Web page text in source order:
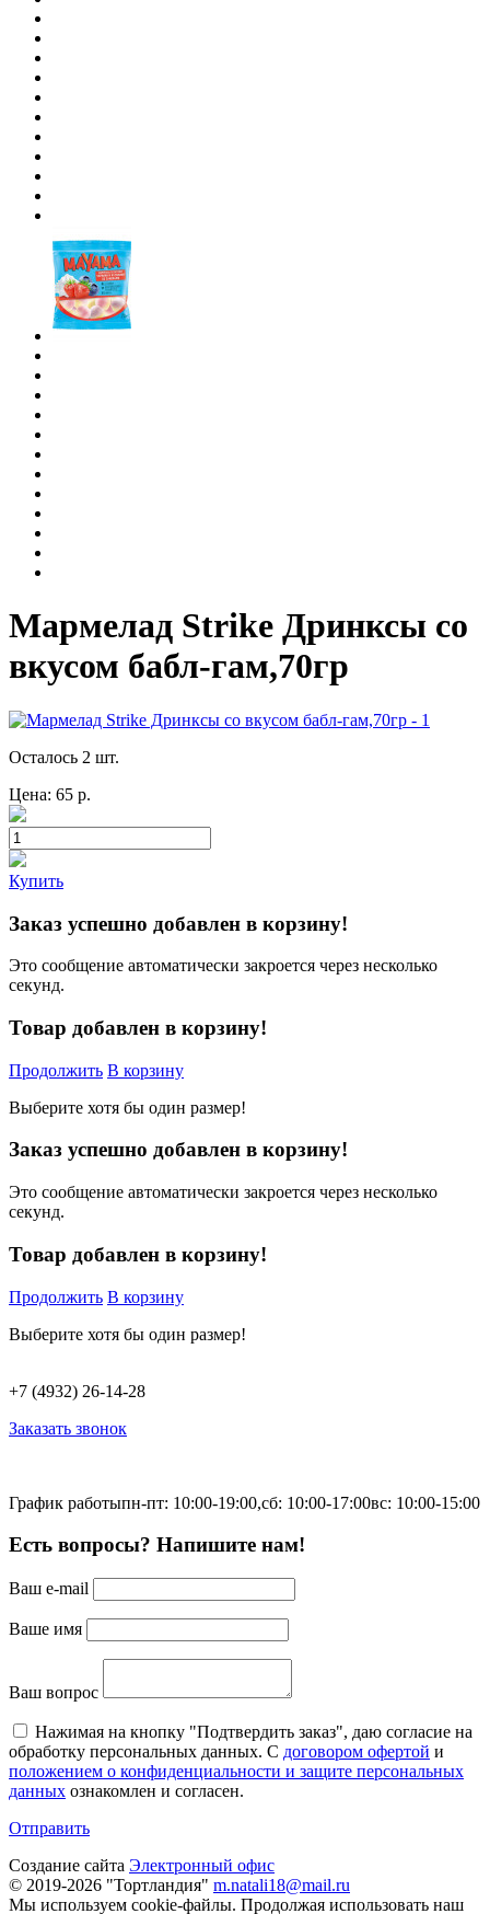
Мармелад Strike Дринксы со
вкусом бабл-гам,70гр
Осталось 2 шт.
Цена: 65 р.
Купить
Заказ успешно добавлен в корзину!
Это сообщение автоматически закроется через несколько
секунд.
Товар добавлен в корзину!
Продолжить В корзину
Выберите хотя бы один размер!
Заказ успешно добавлен в корзину!
Это сообщение автоматически закроется через несколько
секунд.
Товар добавлен в корзину!
Продолжить В корзину
Выберите хотя бы один размер!
+7 (4932) 26-14-28
Заказать звонок
График работыпн-пт: 10:00-19:00,сб: 10:00-17:00вс: 10:00-15:00
Есть вопросы? Напишите нам!
Ваш e-mail
Ваше имя
Ваш вопрос
Нажимая на кнопку "Подтвердить заказ", даю согласие на
обработку персональных данных. С договором офертой и
положением о конфиденциальности и защите персональных
данных ознакомлен и согласен.
Отправить
Создание сайта Электронный офис
© 2019-2026 "Тортландия" m.natali18@mail.ru
Мы используем cookie-файлы. Продолжая использовать наш